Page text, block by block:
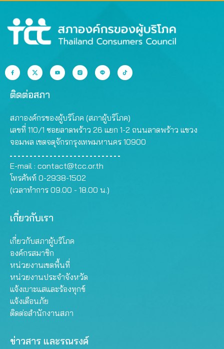
ติดต่อสภา
สภาองค์กรของผู้บริโภค (สภาผู้บริโภค)
เลขที่ 110/1 ซอยลาดพร้าว 26 แยก 1-2 ถนนลาดพร้าว แขวง
จอมพล เขตจตุจักรกรุงเทพมหานคร 10900
E-mail : contact@tcc.or.th
โทรศัพท์ 0-2938-1502
(เวลาทำการ 09.00 - 18.00 น.)
เกี่ยวกับเรา
เกี่ยวกับสภาผู้บริโภค
องค์กรสมาชิก
หน่วยงานเขตพื้นที่
หน่วยงานประจำจังหวัด
แจ้งเบาะแสและร้องทุกข์
แจ้งเตือนภัย
ติดต่อสำนักงานสภา
ข่าวสาร และรณรงค์